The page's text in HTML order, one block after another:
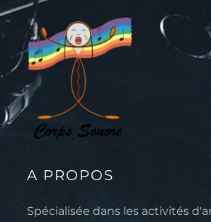
A PROPOS
Spécialisée dans les activités